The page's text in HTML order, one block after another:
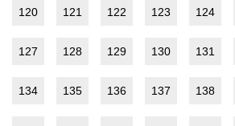
120 121 122 123 124
127 128 129 130 131
134 135 136 137 138